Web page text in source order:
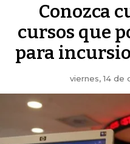
Conozca
cursos que
para
viernes, 14 de